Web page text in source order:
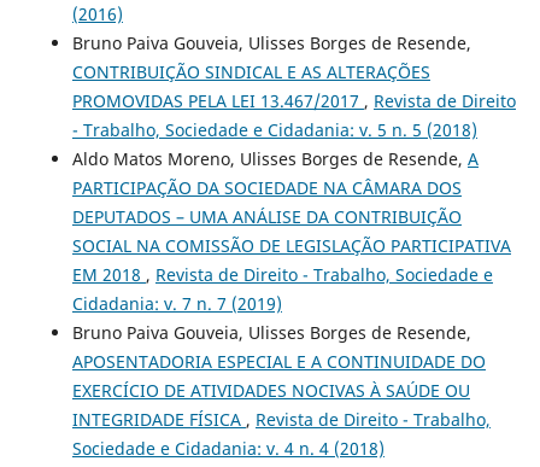
(2016)
Bruno Paiva Gouveia, Ulisses Borges de Resende,
CONTRIBUIÇÃO SINDICAL E AS ALTERAÇÕES
PROMOVIDAS PELA LEI 13.467/2017 , Revista de Direito
- Trabalho, Sociedade e Cidadania: v. 5 n. 5 (2018)
Aldo Matos Moreno, Ulisses Borges de Resende, A
PARTICIPAÇÃO DA SOCIEDADE NA CÂMARA DOS
DEPUTADOS – UMA ANÁLISE DA CONTRIBUIÇÃO
SOCIAL NA COMISSÃO DE LEGISLAÇÃO PARTICIPATIVA
EM 2018 , Revista de Direito - Trabalho, Sociedade e
Cidadania: v. 7 n. 7 (2019)
Bruno Paiva Gouveia, Ulisses Borges de Resende,
APOSENTADORIA ESPECIAL E A CONTINUIDADE DO
EXERCÍCIO DE ATIVIDADES NOCIVAS À SAÚDE OU
INTEGRIDADE FÍSICA , Revista de Direito - Trabalho,
Sociedade e Cidadania: v. 4 n. 4 (2018)